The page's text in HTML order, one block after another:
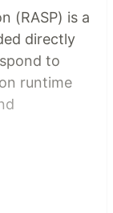
(RASP) is a
directly
to
runtime